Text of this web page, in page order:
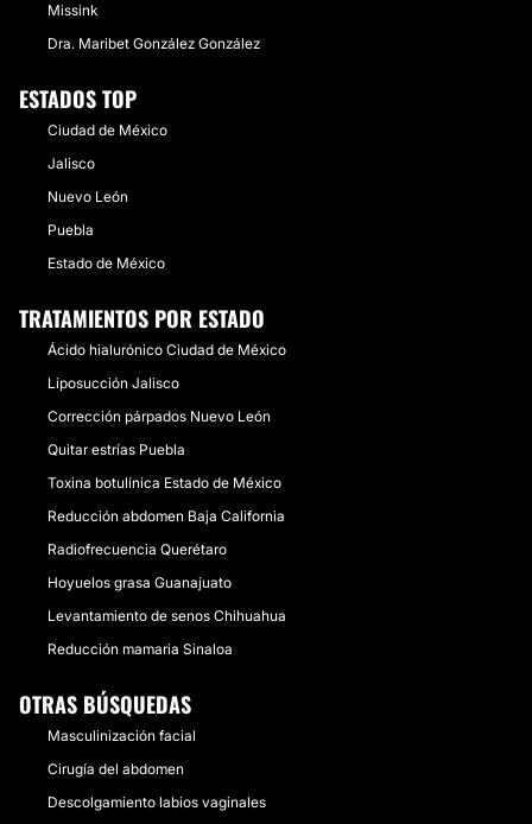
Missink
Dra. Maribet González González
ESTADOS TOP
Ciudad de México
Jalisco
Nuevo León
Puebla
Estado de México
TRATAMIENTOS POR ESTADO
Ácido hialurónico Ciudad de México
Liposucción Jalisco
Corrección párpados Nuevo León
Quitar estrías Puebla
Toxina botulínica Estado de México
Reducción abdomen Baja California
Radiofrecuencia Querétaro
Hoyuelos grasa Guanajuato
Levantamiento de senos Chihuahua
Reducción mamaria Sinaloa
OTRAS BÚSQUEDAS
Masculinización facial
Cirugía del abdomen
Descolgamiento labios vaginales